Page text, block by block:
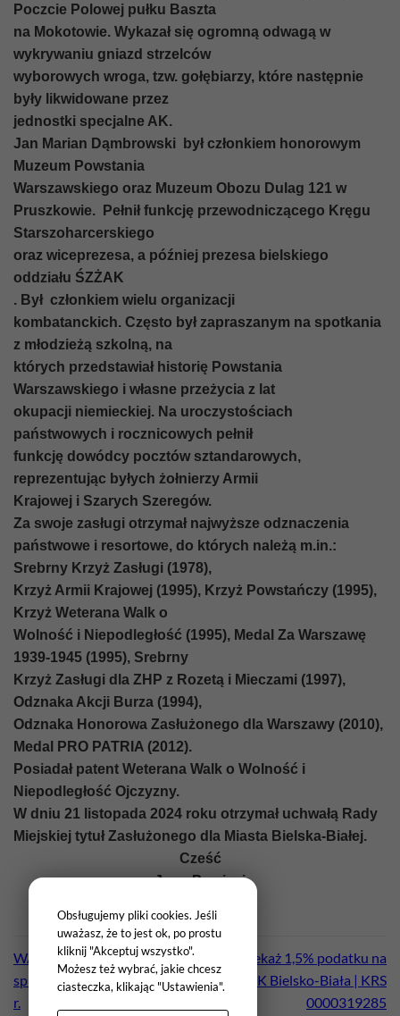
Poczcie Polowej pułku Baszta
na Mokotowie. Wykazał się ogromną odwagą w
wykrywaniu gniazd strzelców
wyborowych wroga, tzw. gołębiarzy, które następnie
były likwidowane przez
jednostki specjalne AK.
Jan Marian Dąmbrowski był członkiem honorowym
Muzeum Powstania
Warszawskiego oraz Muzeum Obozu Dulag 121 w
Pruszkowie. Pełnił funkcję przewodniczącego Kręgu
Starszoharcerskiego
oraz wiceprezesa, a później prezesa bielskiego
oddziału ŚZŻAK
. Był członkiem wielu organizacji
kombatanckich. Często był zapraszanym na spotkania
z młodzieżą szkolną, na
których przedstawiał historię Powstania
Warszawskiego i własne przeżycia z lat
okupacji niemieckiej. Na uroczystościach
państwowych i rocznicowych pełnił
funkcję dowódcy pocztów sztandarowych,
reprezentując byłych żołnierzy Armii
Krajowej i Szarych Szeregów.
Za swoje zasługi otrzymał najwyższe odznaczenia
państwowe i resortowe, do których należą m.in.:
Srebrny Krzyż Zasługi (1978),
Krzyż Armii Krajowej (1995), Krzyż Powstańczy (1995),
Krzyż Weterana Walk o
Wolność i Niepodległość (1995), Medal Za Warszawę
1939-1945 (1995), Srebrny
Krzyż Zasługi dla ZHP z Rozetą i Mieczami (1997),
Odznaka Akcji Burza (1994),
Odznaka Honorowa Zasłużonego dla Warszawy (2010),
Medal PRO PATRIA (2012).
Posiadał patent Weterana Walk o Wolność i
Niepodległość Ojczyzny.
W dniu 21 listopada 2024 roku otrzymał uchwałą Rady
Miejskiej tytuł Zasłużonego dla Miasta Bielska-Białej.
Cześć
Jego Pamięci
WAŻNE Zebranie
sprawozdawcze SPAK za 2024
r.
Przekaż 1,5% podatku na
SPAK Bielsko-Biała | KRS
0000319285
Obsługujemy pliki cookies. Jeśli
uważasz, że to jest ok, po prostu
kliknij "Akceptuj wszystko".
Możesz też wybrać, jakie chcesz
ciasteczka, klikając "Ustawienia".